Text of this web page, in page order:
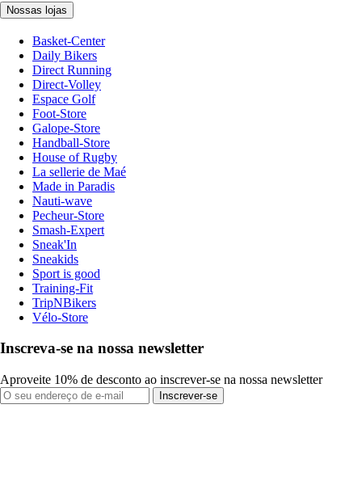
Nossas lojas
Basket-Center
Daily Bikers
Direct Running
Direct-Volley
Espace Golf
Foot-Store
Galope-Store
Handball-Store
House of Rugby
La sellerie de Maé
Made in Paradis
Nauti-wave
Pecheur-Store
Smash-Expert
Sneak'In
Sneakids
Sport is good
Training-Fit
TripNBikers
Vélo-Store
Inscreva-se na nossa newsletter
Aproveite 10% de desconto ao inscrever-se na nossa newsletter
Inscrever-se